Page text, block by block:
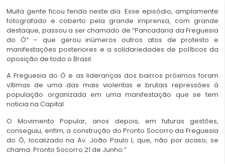
Muita gente ficou ferida neste dia. Esse episódio, amplamente
fotografado e coberto pela grande imprensa, com grande
destaque, passou a ser chamado de “Pancadaria da Freguesia
do Ó” – que gerou inúmeros outros atos de protesto e
manifestações posteriores e a solidariedades de políticos da
oposição de todo o Brasil.
A Freguesia do Ó e as lideranças dos bairros próximos foram
vítimas de uma das mais violentas e brutais repressões à
população organizada em uma manifestação que se tem
noticia na Capital.
O Movimento Popular, anos depois, em futuras gestões,
conseguiu, enfim, a construção do Pronto Socorro da Freguesia
do Ó, localizado na Av. João Paulo I, que, não por acaso, se
chama: Pronto Socorro 21 de Junho.”